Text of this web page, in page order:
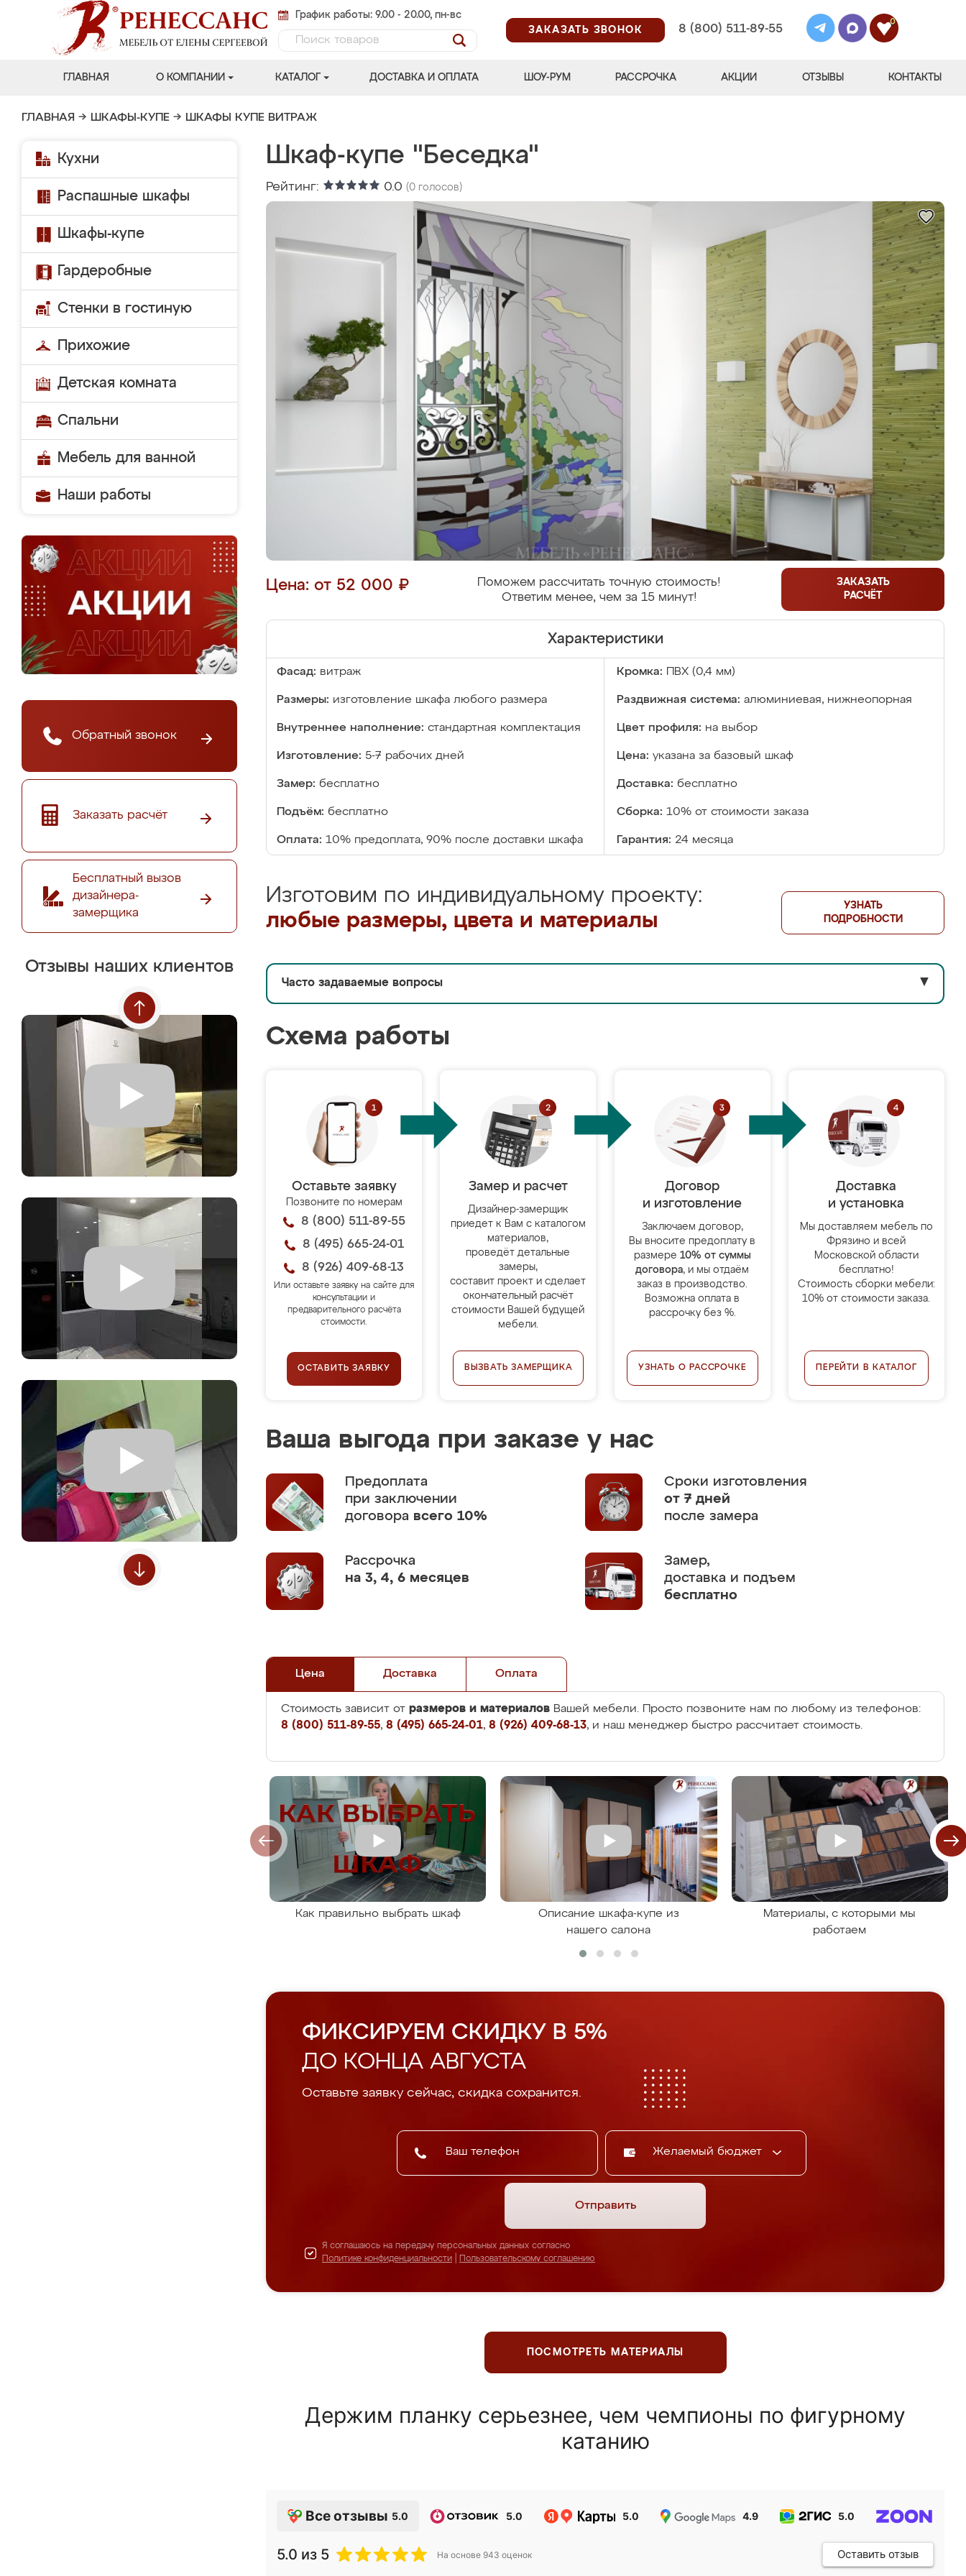
График работы: 9.00 - 20.00, пн-вс
ЗАКАЗАТЬ ЗВОНОК
8 (800) 511-89-55
0
ГЛАВНАЯ О КОМПАНИИ КАТАЛОГ ДОСТАВКА И ОПЛАТА ШОУ-РУМ РАССРОЧКА АКЦИИ ОТЗЫВЫ КОНТАКТЫ
ГЛАВНАЯ → ШКАФЫ-КУПЕ → ШКАФЫ КУПЕ ВИТРАЖ
Кухни
Распашные шкафы
Шкафы-купе
Гардеробные
Стенки в гостиную
Прихожие
Детская комната
Спальни
Мебель для ванной
Наши работы
Обратный звонок
Заказать расчёт
Бесплатный вызов
дизайнера-
замерщика
Отзывы наших клиентов
Шкаф-купе "Беседка"
Рейтинг: 0.0 (0 голосов)
Цена: от 52 000 ₽
Поможем рассчитать точную стоимость!
Ответим менее, чем за 15 минут!
ЗАКАЗАТЬ
РАСЧЁТ
Характеристики
Фасад: витраж Кромка: ПВХ (0,4 мм)
Размеры: изготовление шкафа любого размера Раздвижная система: алюминиевая, нижнеопорная
Внутреннее наполнение: стандартная комплектация Цвет профиля: на выбор
Изготовление: 5-7 рабочих дней Цена: указана за базовый шкаф
Замер: бесплатно Доставка: бесплатно
Подъём: бесплатно Сборка: 10% от стоимости заказа
Оплата: 10% предоплата, 90% после доставки шкафа Гарантия: 24 месяца
Изготовим по индивидуальному проекту:
любые размеры, цвета и материалы
УЗНАТЬ
ПОДРОБНОСТИ
Часто задаваемые вопросы ▼
Схема работы
Оставьте заявку
Позвоните по номерам
8 (800) 511-89-55
8 (495) 665-24-01
8 (926) 409-68-13
Или оставьте заявку на сайте для
консультации и
предварительного расчёта
стоимости.
ОСТАВИТЬ ЗАЯВКУ
Замер и расчет
Дизайнер-замерщик
приедет к Вам с каталогом
материалов,
проведёт детальные
замеры,
составит проект и сделает
окончательный расчёт
стоимости Вашей будущей
мебели.
ВЫЗВАТЬ ЗАМЕРЩИКА
Договор
и изготовление
Заключаем договор,
Вы вносите предоплату в
размере 10% от суммы
договора, и мы отдаём
заказ в производство.
Возможна оплата в
рассрочку без %.
УЗНАТЬ О РАССРОЧКЕ
Доставка
и установка
Мы доставляем мебель по
Фрязино и всей
Московской области
бесплатно!
Стоимость сборки мебели:
10% от стоимости заказа.
ПЕРЕЙТИ В КАТАЛОГ
Ваша выгода при заказе у нас
Предоплата
при заключении
договора всего 10%
Сроки изготовления
от 7 дней
после замера
Рассрочка
на 3, 4, 6 месяцев
Замер,
доставка и подъем
бесплатно
Цена Доставка Оплата
Стоимость зависит от размеров и материалов Вашей мебели. Просто позвоните нам по любому из телефонов:
8 (800) 511-89-55, 8 (495) 665-24-01, 8 (926) 409-68-13, и наш менеджер быстро рассчитает стоимость.
Как правильно выбрать шкаф
Описание шкафа-купе из
нашего салона
Материалы, с которыми мы
работаем
ФИКСИРУЕМ СКИДКУ В 5%
ДО КОНЦА АВГУСТА
Оставьте заявку сейчас, скидка сохранится.
Желаемый бюджет
Отправить
Я соглашаюсь на передачу персональных данных согласно
Политике конфиденциальности
Пользовательскому соглашению
ПОСМОТРЕТЬ МАТЕРИАЛЫ
Держим планку серьезнее, чем чемпионы по фигурному
катанию
Все отзывы 5.0 5.0 5.0 4.9 5.0
5.0 из 5 На основе 943 оценок Оставить отзыв